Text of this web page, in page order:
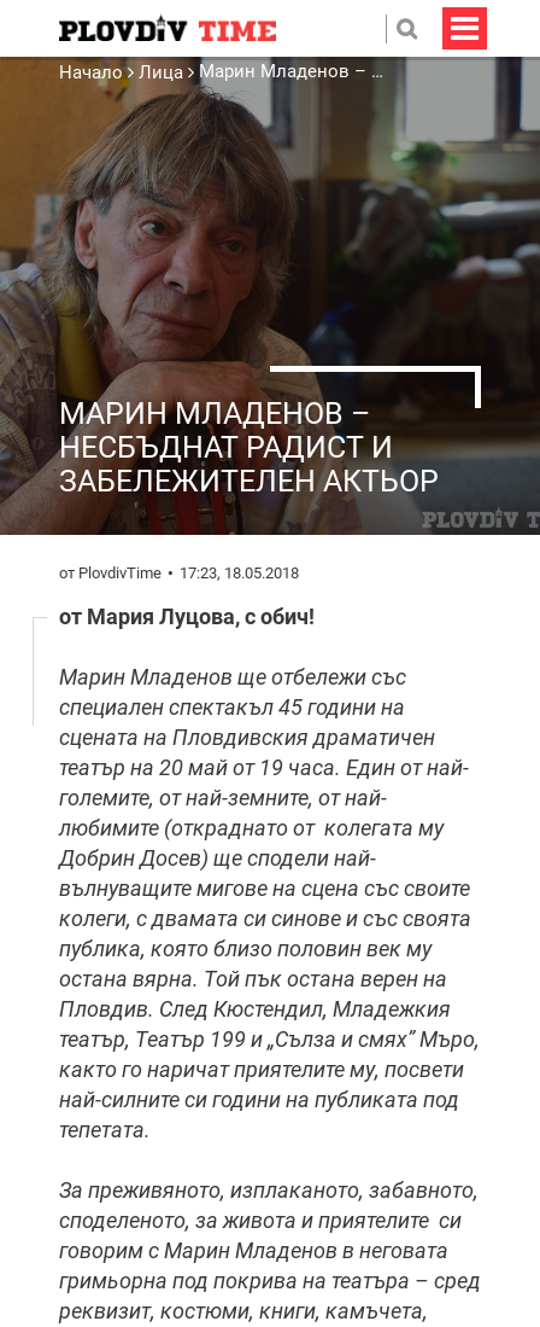
Начало Лица Марин Младенов – несбъднат радист и забележителен актьор
МАРИН МЛАДЕНОВ –
НЕСБЪДНАТ РАДИСТ И
ЗАБЕЛЕЖИТЕЛЕН АКТЬОР
от PlovdivTime 17:23, 18.05.2018
от Мария Луцова, с обич!
Марин Младенов ще отбележи със
специален спектакъл 45 години на
сцената на Пловдивския драматичен
театър на 20 май от 19 часа. Един от най-
големите, от най-земните, от най-
любимите (откраднато от колегата му
Добрин Досев) ще сподели най-
вълнуващите мигове на сцена със своите
колеги, с двамата си синове и със своята
публика, която близо половин век му
остана вярна. Той пък остана верен на
Пловдив. След Кюстендил, Младежкия
театър, Театър 199 и „Сълза и смях” Мъро,
както го наричат приятелите му, посвети
най-силните си години на публиката под
тепетата.
За преживяното, изплаканото, забавното,
споделеното, за живота и приятелите си
говорим с Марин Младенов в неговата
гримьорна под покрива на театъра – сред
реквизит, костюми, книги, камъчета,